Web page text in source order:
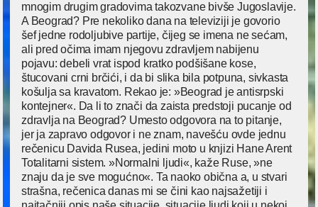
mnogim drugim gradovima takozvane bivše Jugoslavije.
A Beograd? Pre nekoliko dana na televiziji je govorio
šef jedne rodoljubive partije, čijeg se imena ne sećam,
ali pred očima imam njegovu zdravljem nabijenu
pojavu: debeli vrat ispod kratko podšišane kose,
štucovani crni brčići, i da bi slika bila potpuna, sivkasta
košulja sa kravatom. Rekao je: »Beograd je antisrpski
kontejner«. Da li to znači da zaista predstoji pucanje od
zdravlja na Beograd? Umesto odgovora na to pitanje,
jer ja zapravo odgovor i ne znam, navešću ovde jednu
rečenicu Davida Rusea, jedini moto u knjizi Hane Arent
Totalitarni sistem. »Normalni ljudi«, kaže Ruse, »ne
znaju da je sve mogućno«. Ta naoko obična a, u stvari
strašna, rečenica danas mi se čini kao najsažetiji i